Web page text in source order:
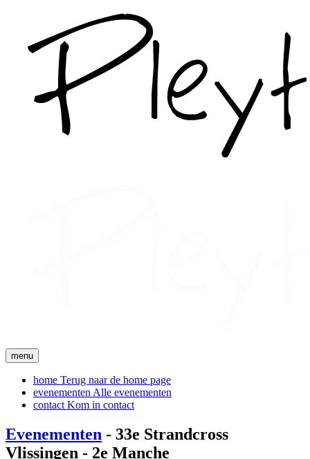
menu
home Terug naar de home page
evenementen Alle evenementen
contact Kom in contact
Evenementen - 33e Strandcross
Vlissingen - 2e Manche